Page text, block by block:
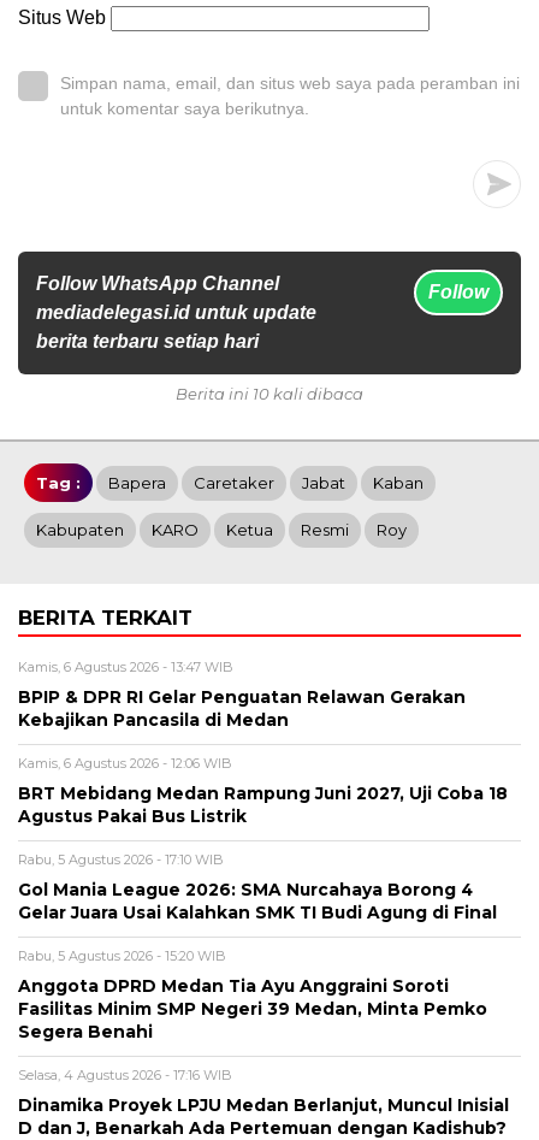
Situs Web
Simpan nama, email, dan situs web saya pada peramban ini
untuk komentar saya berikutnya.
Follow WhatsApp Channel
mediadelegasi.id untuk update
berita terbaru setiap hari
Follow
Berita ini 10 kali dibaca
Tag : Bapera Caretaker Jabat Kaban
Kabupaten KARO Ketua Resmi Roy
BERITA TERKAIT
Kamis, 6 Agustus 2026 - 13:47 WIB
BPIP & DPR RI Gelar Penguatan Relawan Gerakan
Kebajikan Pancasila di Medan
Kamis, 6 Agustus 2026 - 12:06 WIB
BRT Mebidang Medan Rampung Juni 2027, Uji Coba 18
Agustus Pakai Bus Listrik
Rabu, 5 Agustus 2026 - 17:10 WIB
Gol Mania League 2026: SMA Nurcahaya Borong 4
Gelar Juara Usai Kalahkan SMK TI Budi Agung di Final
Rabu, 5 Agustus 2026 - 15:20 WIB
Anggota DPRD Medan Tia Ayu Anggraini Soroti
Fasilitas Minim SMP Negeri 39 Medan, Minta Pemko
Segera Benahi
Selasa, 4 Agustus 2026 - 17:16 WIB
Dinamika Proyek LPJU Medan Berlanjut, Muncul Inisial
D dan J, Benarkah Ada Pertemuan dengan Kadishub?